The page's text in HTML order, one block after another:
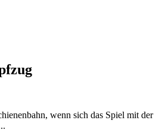
wenn sich das Spiel mit der